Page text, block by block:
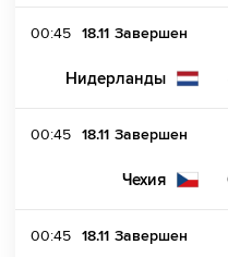
00:45 18.11 Завершен
Нидерланды
00:45 18.11 Завершен
Чехия
00:45 18.11 Завершен